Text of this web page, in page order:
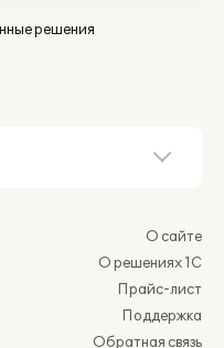
решения
О сайте
О решениях 1С
Прайс-лист
Поддержка
Обратная связь